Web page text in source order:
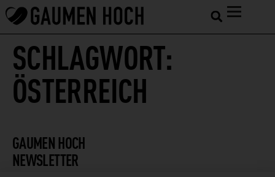
SCHLAGWORT:
ÖSTERREICH
GAUMEN HOCH
NEWSLETTER